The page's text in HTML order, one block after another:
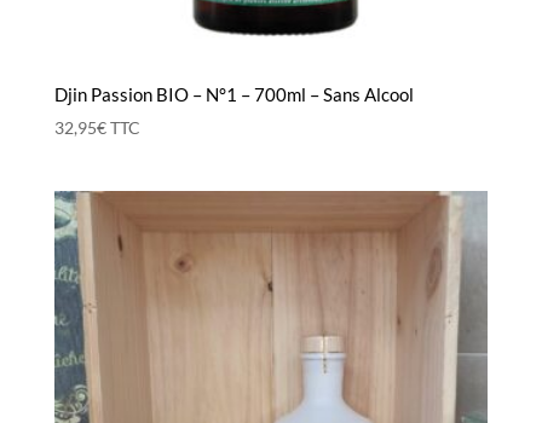
Djin Passion BIO – N°1 – 700ml – Sans Alcool
32,95€TTC